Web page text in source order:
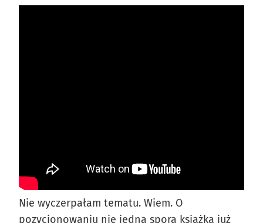
Nie wyczerpałam tematu. Wiem. O
pozycjonowaniu nie jedna spora książka już